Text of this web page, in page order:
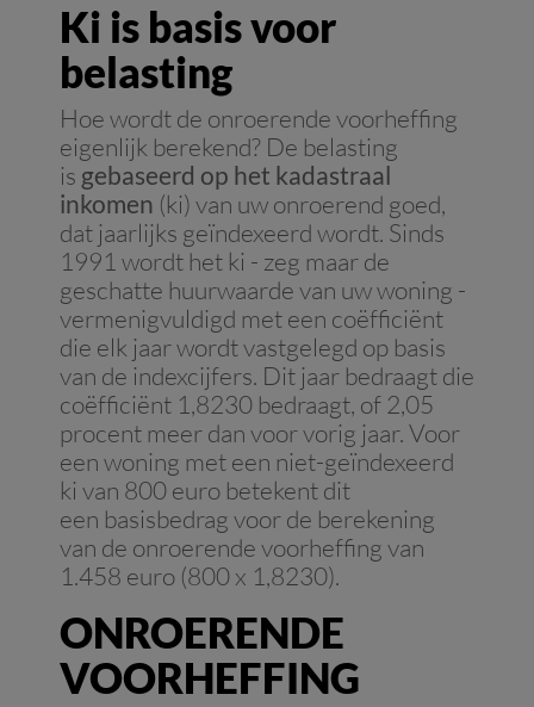
Ki is basis voor
belasting
Hoe wordt de onroerende voorheffing
eigenlijk berekend? De belasting
is gebaseerd op het kadastraal
inkomen (ki) van uw onroerend goed,
dat jaarlijks geïndexeerd wordt. Sinds
1991 wordt het ki - zeg maar de
geschatte huurwaarde van uw woning -
vermenigvuldigd met een coëfficiënt
die elk jaar wordt vastgelegd op basis
van de indexcijfers. Dit jaar bedraagt die
coëfficiënt 1,8230 bedraagt, of 2,05
procent meer dan voor vorig jaar. Voor
een woning met een niet-geïndexeerd
ki van 800 euro betekent dit
een basisbedrag voor de berekening
van de onroerende voorheffing van
1.458 euro (800 x 1,8230).
ONROERENDE
VOORHEFFING